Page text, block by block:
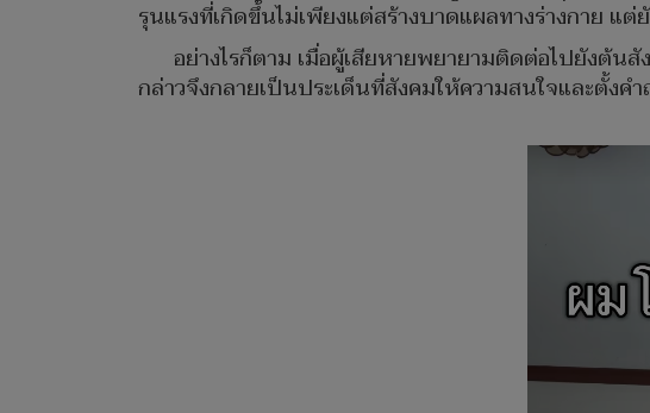
รุนแรงที่เกิดขึ้นไม่เพียงแต่สร้างบาดแผลทางร่างกาย แ
อย่างไรก็ตาม เมื่อผู้เสียหายพยายามติดต่อไปยังต้น
กล่าวจึงกลายเป็นประเด็นที่สังคมให้ความสนใจและตั้งค